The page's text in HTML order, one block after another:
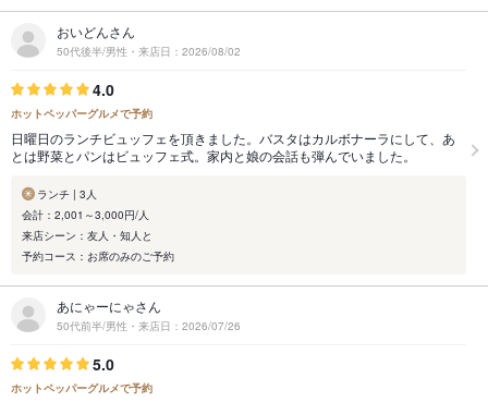
おいどんさん
50代後半/男性・来店日：2026/08/02
4.0
ホットペッパーグルメで予約
日曜日のランチビュッフェを頂きました。バスタはカルボナーラにして、あ
とは野菜とパンはビュッフェ式。家内と娘の会話も弾んでいました。
ランチ | 3人
会計：2,001～3,000円/人
来店シーン：友人・知人と
予約コース：お席のみのご予約
あにゃーにゃさん
50代前半/男性・来店日：2026/07/26
5.0
ホットペッパーグルメで予約